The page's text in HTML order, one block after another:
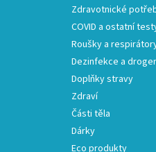
Zdravotnické
COVID a ostatní
Roušky a
Dezinfekce a
Doplňky stravy
Zdraví
Části těla
Dárky
Eco produkty